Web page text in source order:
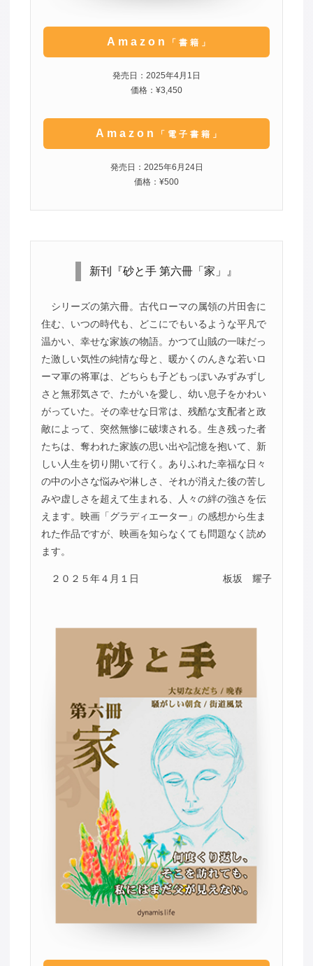
Amazon 「書籍」
発売日：2025年4月1日
価格：¥3,450
Amazon 「電子書籍」
発売日：2025年6月24日
価格：¥500
新刊『砂と手 第六冊「家」』
シリーズの第六冊。古代ローマの属領の片田舎に
住む、いつの時代も、どこにでもいるような平凡で
温かい、幸せな家族の物語。かつて山賊の一味だっ
た激しい気性の純情な母と、暖かくのんきな若いロ
ーマ軍の将軍は、どちらも子どもっぽいみずみずし
さと無邪気さで、たがいを愛し、幼い息子をかわい
がっていた。その幸せな日常は、残酷な支配者と政
敵によって、突然無惨に破壊される。生き残った者
たちは、奪われた家族の思い出や記憶を抱いて、新
しい人生を切り開いて行く。ありふれた幸福な日々
の中の小さな悩みや淋しさ、それが消えた後の苦し
みや虚しさを超えて生まれる、人々の絆の強さを伝
えます。映画「グラディエーター」の感想から生ま
れた作品ですが、映画を知らなくても問題なく読め
ます。
２０２５年４月１日 板坂 耀子